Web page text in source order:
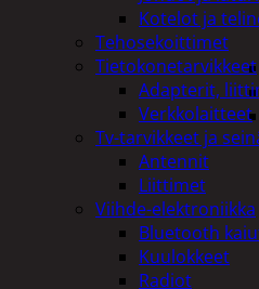
Kotelot ja
Tehosekoittimet
Tietokonetarvikkeet
Adapterit,
Verkkolaitteet
Tv-tarvikkeet ja
Antennit
Liittimet
Viihde-elektroniikka
Bluetooth
Kuulokkeet
Radiot